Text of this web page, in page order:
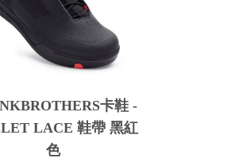
卡鞋 -
LACE 鞋帶 黑紅
色